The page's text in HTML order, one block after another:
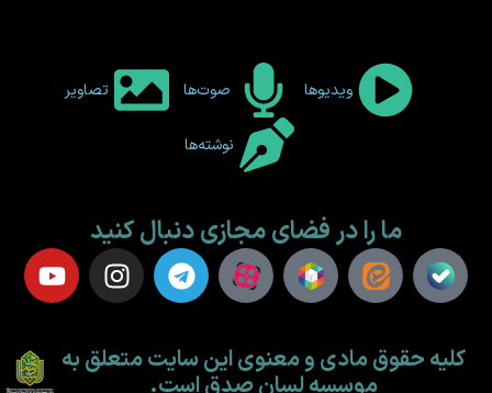
ویدیوها صوت‌ها تصاویر
نوشته‌ها
ما را در فضای مجازی دنبال کنید
کلیه حقوق مادی و معنوی این سایت متعلق به